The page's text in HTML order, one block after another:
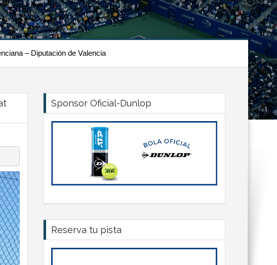
– Diputación de Valencia
Sponsor Oficial-Dunlop
Reserva tu pista